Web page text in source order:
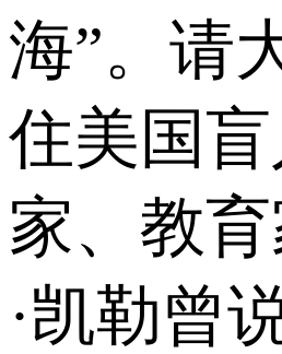
海”。请
住美国
家、教
·凯勒曾